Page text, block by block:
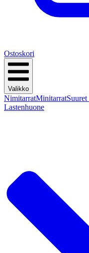
Ostoskori
Valikko
NimitarratMinitarrat
Lastenhuone